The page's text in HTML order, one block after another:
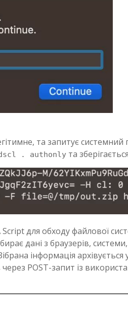
та запитує системний
. authonly та
для обходу файлової
дані з браузерів,
інформація архівується
POST-запит із